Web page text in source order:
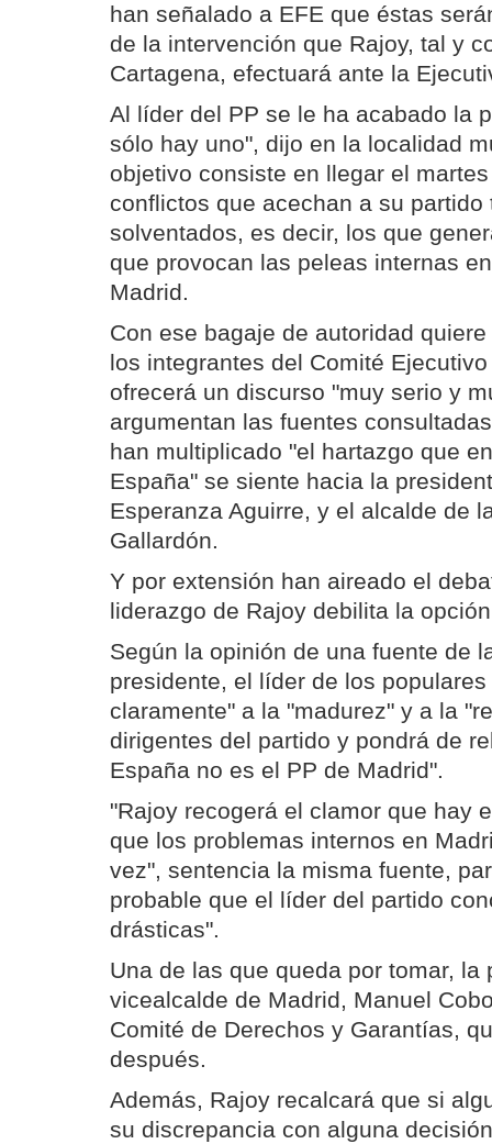
han señalado a EFE que éstas
de la intervención que Rajoy, tal y
Cartagena, efectuará ante la
Al líder del PP se le ha acabado la
sólo hay uno", dijo en la localidad
objetivo consiste en llegar el
conflictos que acechan a su partido
solventados, es decir, los que
que provocan las peleas internas
Madrid.
Con ese bagaje de autoridad
los integrantes del Comité
ofrecerá un discurso "muy serio y
argumentan las fuentes
han multiplicado "el hartazgo que
España" se siente hacia la
Esperanza Aguirre, y el alcalde de
Gallardón.
Y por extensión han aireado el
liderazgo de Rajoy debilita la
Según la opinión de una fuente de
presidente, el líder de los
claramente" a la "madurez" y a la
dirigentes del partido y pondrá de
España no es el PP de Madrid".
"Rajoy recogerá el clamor que hay
que los problemas internos en
vez", sentencia la misma fuente,
probable que el líder del partido
drásticas".
Una de las que queda por tomar, la
vicealcalde de Madrid, Manuel
Comité de Derechos y Garantías,
después.
Además, Rajoy recalcará que si
su discrepancia con alguna